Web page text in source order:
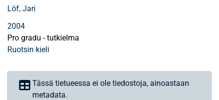
Löf, Jari
2004
Pro gradu - tutkielma
Ruotsin kieli
Tässä tietueessa ei ole tiedostoja, ainoastaan
metadata.